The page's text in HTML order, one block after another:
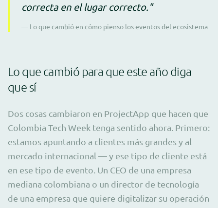
correcta en el lugar correcto."
— Lo que cambió en cómo pienso los eventos del ecosistema
Lo que cambió para que este año diga
que sí
Dos cosas cambiaron en ProjectApp que hacen que
Colombia Tech Week tenga sentido ahora. Primero:
estamos apuntando a clientes más grandes y al
mercado internacional — y ese tipo de cliente está
en ese tipo de evento. Un CEO de una empresa
mediana colombiana o un director de tecnología
de una empresa que quiere digitalizar su operación